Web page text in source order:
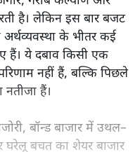
है। लेकिन इस बार बजट
के भीतर कई
हैं। ये दबाव किसी एक
नहीं हैं, बल्कि पिछले
हैं।
बॉन्ड बाजार में उथल–
बचत का शेयर बाजार